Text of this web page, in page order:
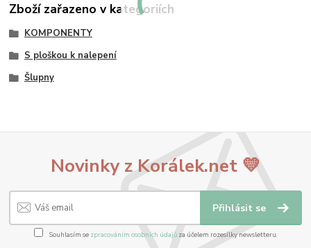
Zboží zařazeno v kategoriích
KOMPONENTY
S ploškou k nalepení
Šlupny
Novinky z Korálek.net 💛
Přihlásit se
Souhlasím se zpracováním osobních údajůza účelem rozesílky newsletteru.